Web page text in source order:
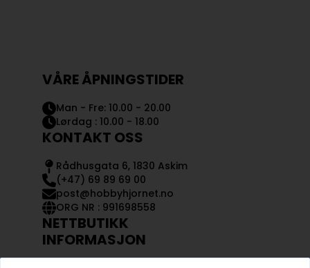
VÅRE ÅPNINGSTIDER
Man - Fre: 10.00 - 20.00
Lørdag : 10.00 - 18.00
KONTAKT OSS
Rådhusgata 6, 1830 Askim
(+47) 69 89 69 00
post@hobbyhjornet.no
ORG NR : 991698558
NETTBUTIKK
INFORMASJON